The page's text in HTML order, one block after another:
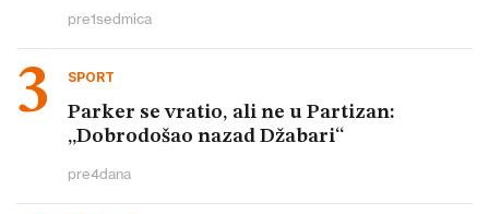
pre1sedmica
SPORT
Parker se vratio, ali ne u Partizan:
„Dobrodošao nazad Džabari“
pre4dana